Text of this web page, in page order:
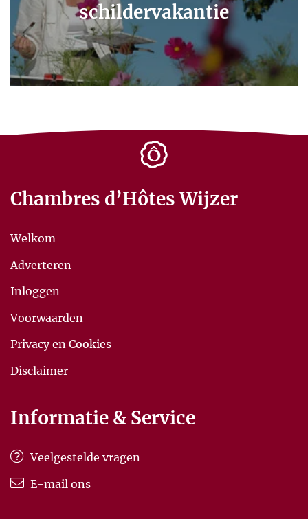
schildervakantie
Chambres d’Hôtes Wijzer
Welkom
Adverteren
Inloggen
Voorwaarden
Privacy en Cookies
Disclaimer
Informatie & Service
Veelgestelde vragen
E-mail ons